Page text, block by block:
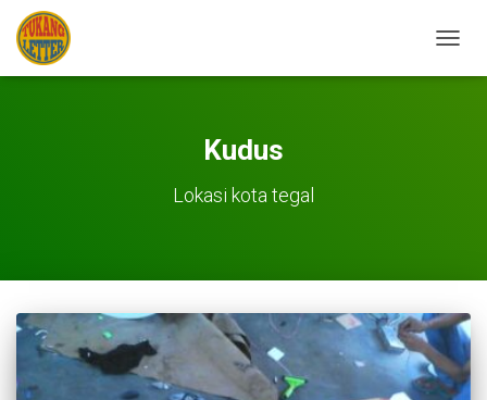
Kudus
Lokasi kota tegal